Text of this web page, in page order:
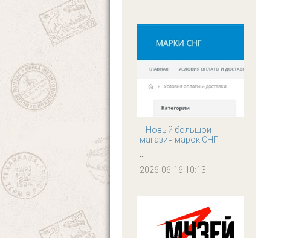
Новый большой
магазин марок СНГ
...
2026-06-16 10:13